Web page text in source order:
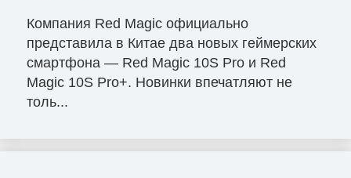
Компания Red Magic официально
представила в Китае два новых геймерских
смартфона — Red Magic 10S Pro и Red
Magic 10S Pro+. Новинки впечатляют не
толь...